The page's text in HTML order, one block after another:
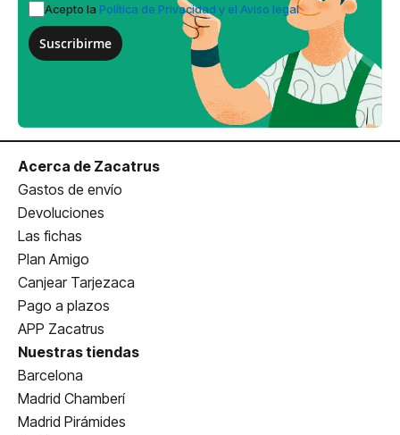
Acepto la Política de Privacidad y el Aviso legal
Suscribirme
Acerca de Zacatrus
Gastos de envío
Devoluciones
Las fichas
Plan Amigo
Canjear Tarjezaca
Pago a plazos
APP Zacatrus
Nuestras tiendas
Barcelona
Madrid Chamberí
Madrid Pirámides